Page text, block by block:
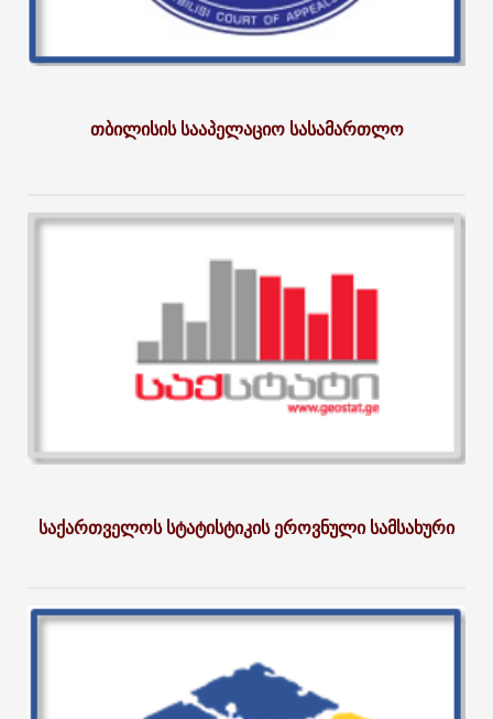
თბილისის სააპელაციო სასამართლო
საქართველოს სტატისტიკის ეროვნული სამსახური